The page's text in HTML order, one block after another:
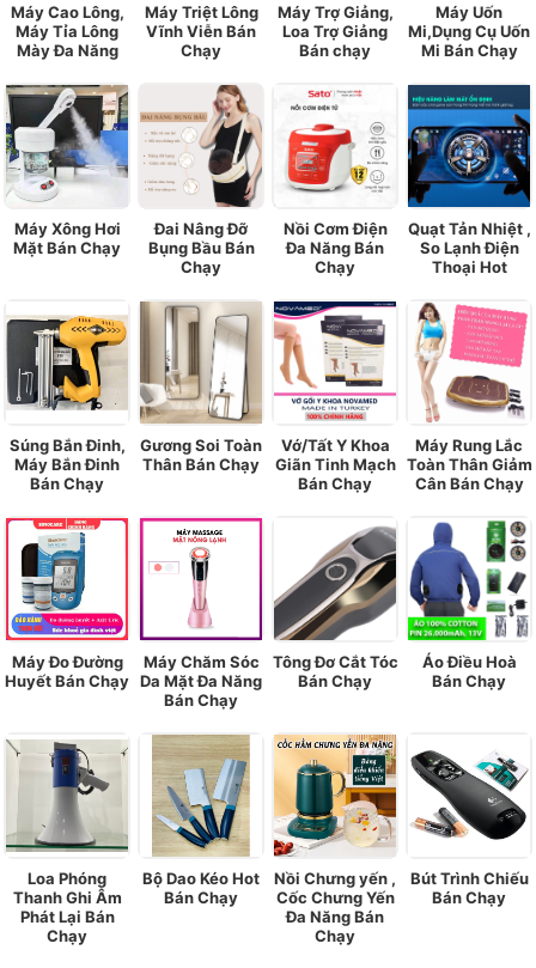
Máy Cao Lông,
Máy Tỉa Lông
Mày Đa Năng
Máy Triệt Lông
Vĩnh Viễn Bán
Chạy
Máy Trợ Giảng,
Loa Trợ Giảng
Bán chạy
Máy Uốn
Mi,Dụng Cụ Uốn
Mi Bán Chạy
Máy Xông Hơi
Mặt Bán Chạy
Đai Nâng Đỡ
Bụng Bầu Bán
Chạy
Nồi Cơm Điện
Đa Năng Bán
Chạy
Quạt Tản Nhiệt ,
So Lạnh Điện
Thoại Hot
Súng Bắn Đinh,
Máy Bắn Đinh
Bán Chạy
Gương Soi Toàn
Thân Bán Chạy
Vớ/Tất Y Khoa
Giãn Tinh Mạch
Bán Chạy
Máy Rung Lắc
Toàn Thân Giảm
Cân Bán Chạy
Máy Đo Đường
Huyết Bán Chạy
Máy Chăm Sóc
Da Mặt Đa Năng
Bán Chạy
Tông Đơ Cắt Tóc
Bán Chạy
Áo Điều Hoà
Bán Chạy
Loa Phóng
Thanh Ghi Âm
Phát Lại Bán
Chạy
Bộ Dao Kéo Hot
Bán Chạy
Nồi Chưng yến ,
Cốc Chưng Yến
Đa Năng Bán
Chạy
Bút Trình Chiếu
Bán Chạy